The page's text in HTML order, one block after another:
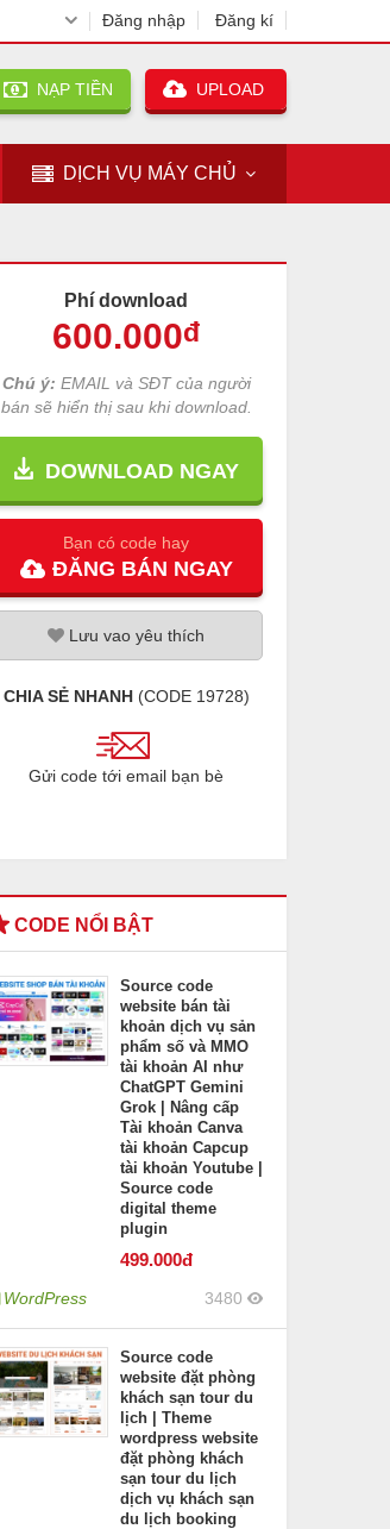
Đăng nhập Đăng kí
NẠP TIỀN UPLOAD
DỊCH VỤ MÁY CHỦ
Phí download
600.000đ
Chú ý: EMAIL và SĐT của người
bán sẽ hiển thị sau khi download.
DOWNLOAD NGAY
Bạn có code hay
ĐĂNG BÁN NGAY
Lưu vao yêu thích
CHIA SẺ NHANH(CODE 19728)
Gửi code tới email bạn bè
CODE NỔI BẬT
Source code
website bán tài
khoản dịch vụ sản
phẩm số và MMO
tài khoản AI như
ChatGPT Gemini
Grok | Nâng cấp
Tài khoản Canva
tài khoản Capcup
tài khoản Youtube |
Source code
digital theme
plugin
499.000đ
WordPress 3480
Source code
website đặt phòng
khách sạn tour du
lịch | Theme
wordpress website
đặt phòng khách
sạn tour du lịch
dịch vụ khách sạn
du lịch booking